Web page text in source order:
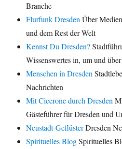
Branche
Flurfunk Dresden Über
und dem Rest der Welt
Kennst Du Dresden?
Wissenswertes in, um und
Menschen in Dresden
Nachrichten
Mit Cicerone durch Dresden
Gästeführer für Dresden und
Neustadt-GeflüsterDresden
Spirituelles BlogSpirituelles